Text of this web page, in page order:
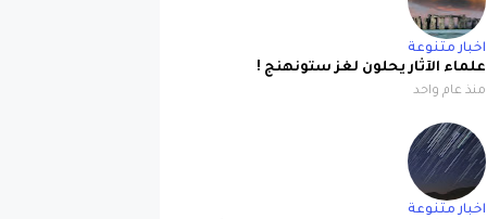
اخبار متنوعة
علماء الآثار يحلون لغز ستونهنج !
منذ عام واحد
اخبار متنوعة